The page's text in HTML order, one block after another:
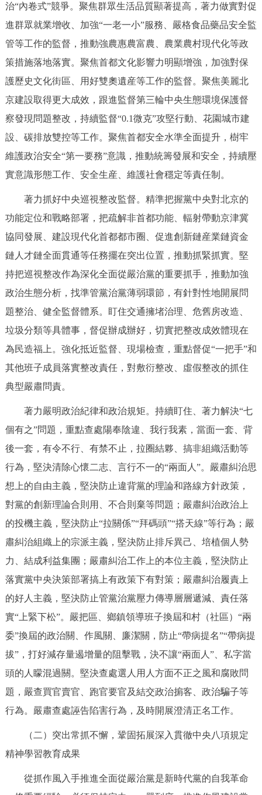
治“內卷式”競爭。聚焦群眾生活品質顯著提高，著力做實對促
進群眾就業增收、加強“一老一小”服務、嚴格食品藥品安全監
管等工作的監督，推動強農惠農富農、農業農村現代化等政
策措施落地落實。聚焦首都文化影響力明顯增強，加強對保
護歷史文化街區、用好雙奧遺産等工作的監督。聚焦美麗北
京建設取得更大成效，跟進監督第三輪中央生態環境保護督
察發現問題整改，持續監督“0.1微克”攻堅行動、花園城市建
設、碳排放雙控等工作。聚焦首都安全水準全面提升，樹牢
維護政治安全“第一要務”意識，推動統籌發展和安全，持續壓
實意識形態工作、安全生産、維護社會穩定等責任制。
著力抓好中央巡視整改監督。精準把握黨中央對北京的
功能定位和戰略部署，把疏解非首都功能、輻射帶動京津冀
協同發展、建設現代化首都都市圈、促進創新鏈産業鏈資金
鏈人才鏈全面貫通等任務擺在突出位置，推動抓緊抓實。堅
持把巡視整改作為深化全面從嚴治黨的重要抓手，推動加強
政治生態分析，找準管黨治黨薄弱環節，有針對性地開展問
題整治、健全監督體系。盯住交通擁堵治理、危舊房改造、
垃圾分類等具體事，督促辦成辦好，切實把整改成效體現在
為民造福上。強化抵近監督、現場檢查，重點督促“一把手”和
其他班子成員落實整改責任，對敷衍整改、虛假整改的抓住
典型嚴肅問責。
著力嚴明政治紀律和政治規矩。持續盯住、著力解決“七
個有之”問題，重點查處陽奉陰違、我行我素，當面一套、背
後一套，有令不行、有禁不止，拉圈結夥、搞非組織活動等
行為，堅決清除心懷二志、言行不一的“兩面人”。嚴肅糾治思
想上的自由主義，堅決防止違背黨的理論和路線方針政策，
對黨的創新理論合則用、不合則棄等問題；嚴肅糾治政治上
的投機主義，堅決防止“拉關係”“拜碼頭”“搭天線”等行為；嚴
肅糾治組織上的宗派主義，堅決防止排斥異己、培植個人勢
力、結成利益集團；嚴肅糾治工作上的本位主義，堅決防止
落實黨中央決策部署搞上有政策下有對策；嚴肅糾治履責上
的好人主義，堅決防止管黨治黨壓力傳導層層遞減、責任落
實“上緊下松”。嚴把區、鄉鎮領導班子換屆和村（社區）“兩
委”換屆的政治關、作風關、廉潔關，防止“帶病提名”“帶病提
拔”，打好減存量遏增量的阻擊戰，決不讓“兩面人”、私字當
頭的人矇混過關。堅決查處選人用人方面不正之風和腐敗問
題，嚴查買官賣官、跑官要官及結交政治掮客、政治騙子等
行為。嚴肅查處誣告陷害行為，及時開展澄清正名工作。
（二）突出常抓不懈，鞏固拓展深入貫徹中央八項規定
精神學習教育成果
從抓作風入手推進全面從嚴治黨是新時代黨的自我革命